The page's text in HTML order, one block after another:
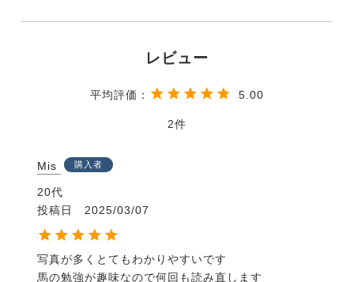
◆トレーニング項目ごとに「やるべきこと」「やって
はいけないこと」のリストを掲載。注意すべきポイン
トがわかりやすい。
レーニングに活かしやすく、対応力も身につく。
わるすべての人が活用できる。
Chapter 1 正しい馬を選ぶ
Chapter 2 ハンドリング
Chapter 3 素晴らしいパートナー
Chapter 5 落ちつき、意欲があり、前進気勢のある
5.00
2
Mis 購入者
20代
投稿日
2025/03/07
写真が多くとてもわかりやすいです
馬の勉強が趣味なので何回も読み直します